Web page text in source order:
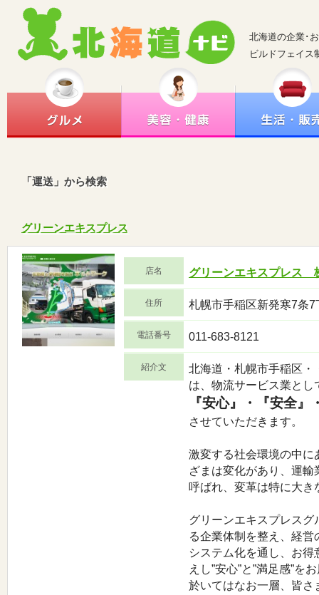
北海道の企業･
ビルドフェイス
「運送」から検索
グリーンエキスプレス
店名 グリーンエキスプレス
住所 札幌市手稲区新発寒7条7
電話番号 011-683-8121
紹介文
北海道・札幌市手稲区・
は、物流サービス業と
『安心』・『安全』
させていただきます。
激変する社会環境の中に
ざまは変化があり、運
呼ばれ、変革は特に大
グリーンエキスプレス
る企業体制を整え、経
システム化を通し、お
えし”安心”と”満足感”を
於いてはなお一層、皆さ